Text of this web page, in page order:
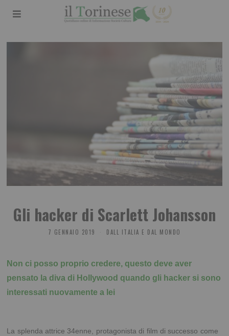
Gli hacker di Scarlett Johansson
7 GENNAIO 2019 DALL ITALIA E DAL MONDO
Non ci posso proprio credere, questo deve aver
pensato la diva di Hollywood quando gli hacker si sono
interessati nuovamente a lei
La splenda attrice 34enne, protagonista di film di successo come